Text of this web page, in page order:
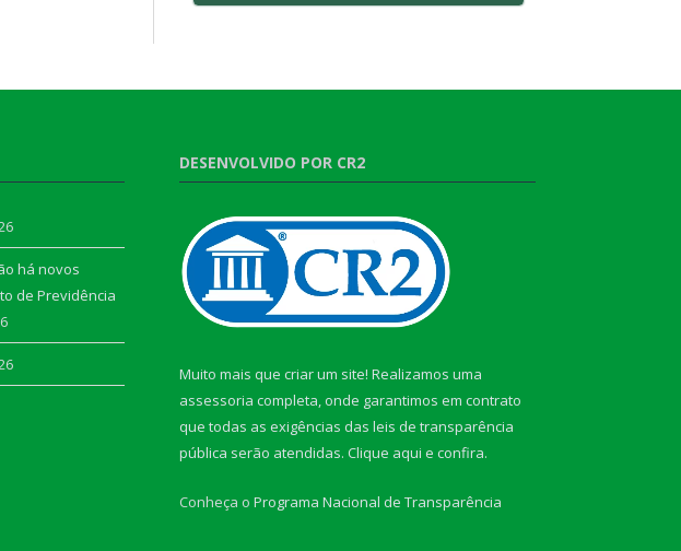
há novos
de Previdência
DESENVOLVIDO POR CR2
Muito mais que criar um site! Realizamos uma
assessoria completa, onde garantimos em contrato
que todas as exigências das leis de transparência
pública serão atendidas. Clique aqui e confira.
Conheça o Programa Nacional de Transparência